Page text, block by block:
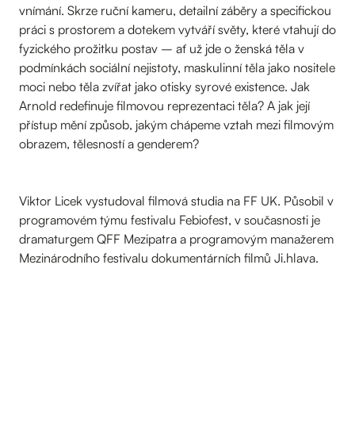
vnímání. Skrze ruční kameru, detailní záběry a specifickou
práci s prostorem a dotekem vytváří světy, které vtahují do
fyzického prožitku postav – ať už jde o ženská těla v
podmínkách sociální nejistoty, maskulinní těla jako nositele
moci nebo těla zvířat jako otisky syrové existence. Jak
Arnold redefinuje filmovou reprezentaci těla? A jak její
přístup mění způsob, jakým chápeme vztah mezi filmovým
obrazem, tělesností a genderem?
Viktor Licek vystudoval filmová studia na FF UK. Působil v
programovém týmu festivalu Febiofest, v současnosti je
dramaturgem QFF Mezipatra a programovým manažerem
Mezinárodního festivalu dokumentárních filmů Ji.hlava.